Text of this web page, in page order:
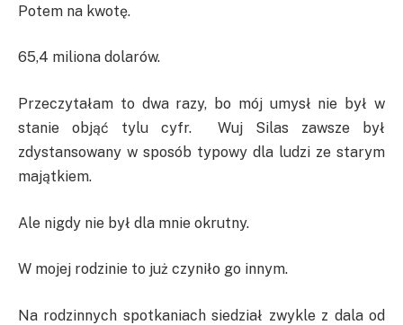
Potem na kwotę.
65,4 miliona dolarów.
Przeczytałam to dwa razy, bo mój umysł nie był w
stanie objąć tylu cyfr. Wuj Silas zawsze był
zdystansowany w sposób typowy dla ludzi ze starym
majątkiem.
Ale nigdy nie był dla mnie okrutny.
W mojej rodzinie to już czyniło go innym.
Na rodzinnych spotkaniach siedział zwykle z dala od